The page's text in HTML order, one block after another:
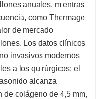
anuales, mientras
como Thermage
de mercado
Los datos clínicos
invasivos modernos
a los quirúrgicos: el
alcanza
de colágeno de 4,5 mm,